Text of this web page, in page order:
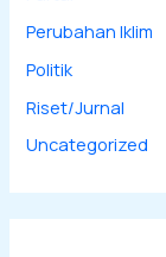
Perubahan Iklim
Politik
Riset/Jurnal
Uncategorized